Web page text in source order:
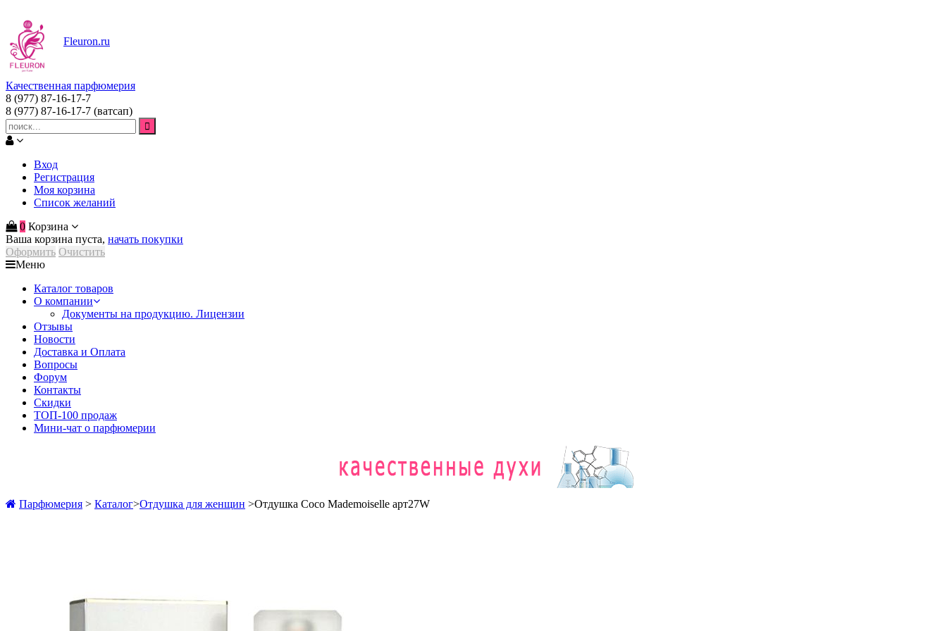
Fleuron.ru
Качественная парфюмерия
8 (977) 87-16-17-7
8 (977) 87-16-17-7 (ватсап)
Вход
Регистрация
Моя корзина
Список желаний
0 Корзина
Ваша корзина пуста, начать покупки
Оформить Очистить
Меню
Каталог товаров
О компании
Документы на продукцию. Лицензии
Отзывы
Новости
Доставка и Оплата
Вопросы
Форум
Контакты
Скидки
ТОП-100 продаж
Мини-чат о парфюмерии
Парфюмерия > Каталог>Отдушка для женщин >Отдушка Coco Mademoiselle арт27W